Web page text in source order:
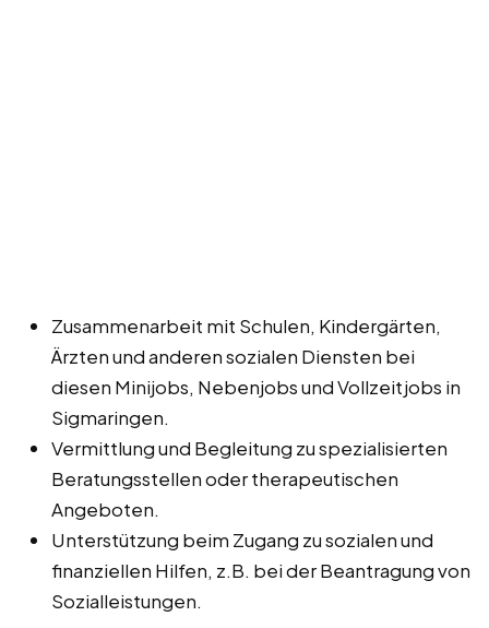
Zusammenarbeit mit Schulen, Kindergärten,
Ärzten und anderen sozialen Diensten bei
diesen Minijobs, Nebenjobs und Vollzeitjobs in
Sigmaringen.
Vermittlung und Begleitung zu spezialisierten
Beratungsstellen oder therapeutischen
Angeboten.
Unterstützung beim Zugang zu sozialen und
finanziellen Hilfen, z.B. bei der Beantragung von
Sozialleistungen.